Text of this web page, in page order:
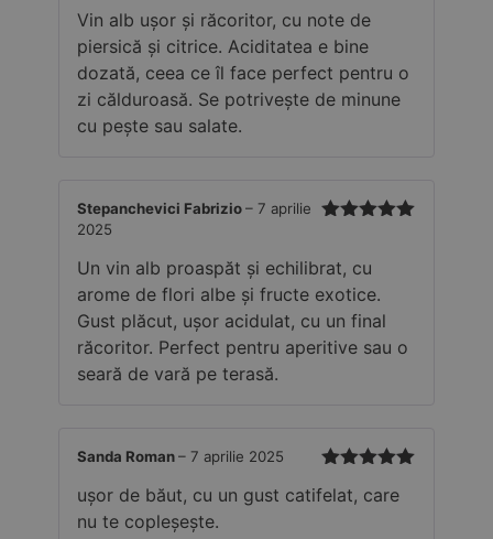
Vin alb ușor și răcoritor, cu note de
piersică și citrice. Aciditatea e bine
dozată, ceea ce îl face perfect pentru o
zi călduroasă. Se potrivește de minune
cu pește sau salate.
Stepanchevici Fabrizio– 7 aprilie
2025
Un vin alb proaspăt și echilibrat, cu
arome de flori albe și fructe exotice.
Gust plăcut, ușor acidulat, cu un final
răcoritor. Perfect pentru aperitive sau o
seară de vară pe terasă.
din 5
Sanda Roman– 7 aprilie 2025
ușor de băut, cu un gust catifelat, care
nu te copleșește.